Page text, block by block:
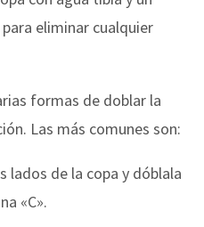
eliminar cualquier
formas de doblar la
Las más comunes son:
lados de la copa y dóblala
«C».